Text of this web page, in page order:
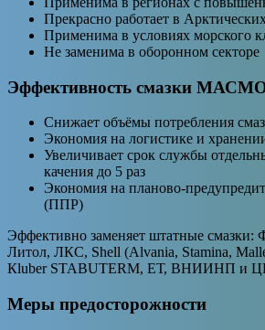
Прекрасно работает в
Применима в условиях морского
Не заменима в оборонном секторе
Эффективность смазки
Снижает объёмы потребления
Экономия на логистике и
Увеличивает срок службы
качения до 5 раз
Экономия на планово-
(ППР)
Эффективно заменяет штатные
Литол, ЛКС, Shell (Alvania, Stamina,
Кluber STABUTERM, ЕТ, ВНИИНП и
Меры предосторожности